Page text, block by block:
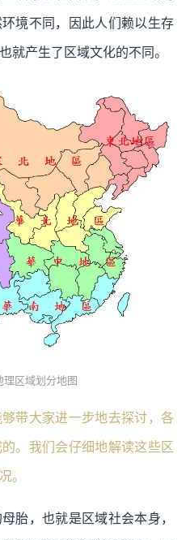
境不同，因此人们赖以生存
就产生了区域文化的不同。
理区域划分地图
带大家进一步地去探讨，各
。我们会仔细地解读这些区
。
胎，也就是区域社会本身，